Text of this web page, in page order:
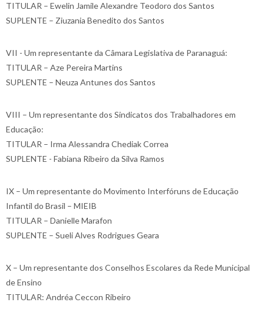
TITULAR – Ewelin Jamile Alexandre Teodoro dos Santos
SUPLENTE – Ziuzania Benedito dos Santos
VII - Um representante da Câmara Legislativa de Paranaguá:
TITULAR – Aze Pereira Martins
SUPLENTE – Neuza Antunes dos Santos
VIII – Um representante dos Sindicatos dos Trabalhadores em
Educação:
TITULAR – Irma Alessandra Chediak Correa
SUPLENTE - Fabiana Ribeiro da Silva Ramos
IX – Um representante do Movimento Interfóruns de Educação
Infantil do Brasil – MIEIB
TITULAR – Danielle Marafon
SUPLENTE – Sueli Alves Rodrigues Geara
X – Um representante dos Conselhos Escolares da Rede Municipal
de Ensino
TITULAR: Andréa Ceccon Ribeiro